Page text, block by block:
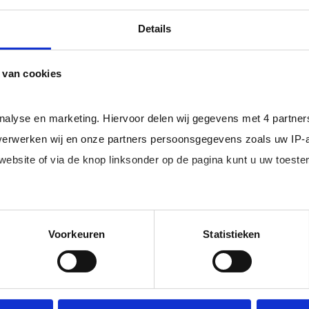
Details
cookies
en marketing. Hiervoor delen wij gegevens met 4
wij en onze partners persoonsgegevens zoals uw
of via de knop linksonder op de pagina kunt u uw
Voorkeuren Statistieken
dan het landelijke gemiddelde van ruim 20%
, zodat
in loondienst uit uw regio.
freelance
juiste kandidaten
No match? No pay!
als een
Ik
of
Je
krijgt